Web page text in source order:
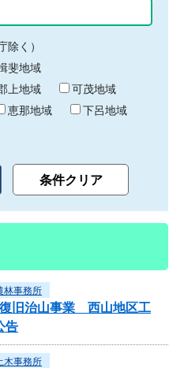
除く）
斐地域
上地域
可茂地域
恵那地域
下呂地域
林事務所
復旧治山事業 西山地区工
告
木事務所